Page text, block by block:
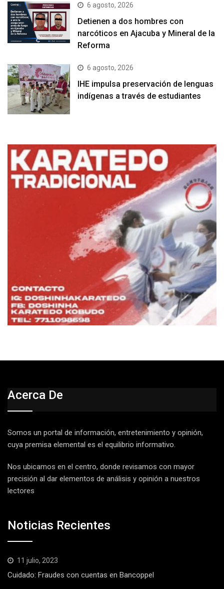
6 agosto, 2026
Detienen a dos hombres con
narcóticos en Ajacuba y Mineral de la
Reforma
6 agosto, 2026
IHE impulsa preservación de lenguas
indígenas a través de estudiantes
Acerca De
Somos un portal de información, entretenimiento y opinión,
cuya premisa elemental es el equilibrio informativo.
Nos ubicamos en el centro, donde revisamos con mayor
precisión al dar elementos de análisis y opinión a nuestros
lectores
Noticias Recientes
11 julio, 2023
Cuidado: Fraudes con cuentas en Bancoppel